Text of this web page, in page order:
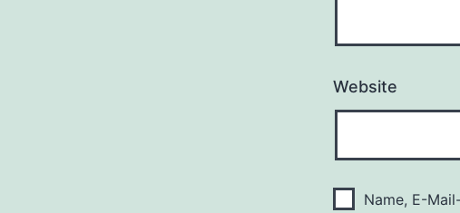
Website
Name, E-